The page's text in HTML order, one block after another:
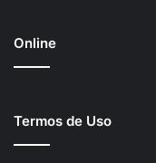
Online
Termos de Uso